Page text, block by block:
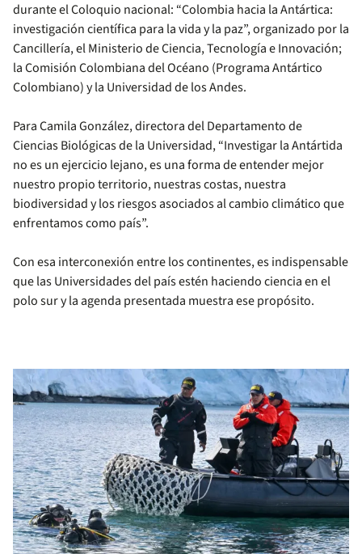
durante el Coloquio nacional: “Colombia hacia la Antártica:
investigación científica para la vida y la paz”, organizado por la
Cancillería, el Ministerio de Ciencia, Tecnología e Innovación;
la Comisión Colombiana del Océano (Programa Antártico
Colombiano) y la Universidad de los Andes.
Para Camila González, directora del Departamento de
Ciencias Biológicas de la Universidad, “Investigar la Antártida
no es un ejercicio lejano, es una forma de entender mejor
nuestro propio territorio, nuestras costas, nuestra
biodiversidad y los riesgos asociados al cambio climático que
enfrentamos como país”.
Con esa interconexión entre los continentes, es indispensable
que las Universidades del país estén haciendo ciencia en el
polo sur y la agenda presentada muestra ese propósito.